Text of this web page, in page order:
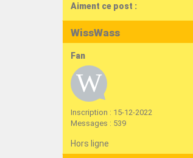
Aiment ce post :
WissWass
Fan
Inscription : 15-12-2022
Messages : 539
Hors ligne